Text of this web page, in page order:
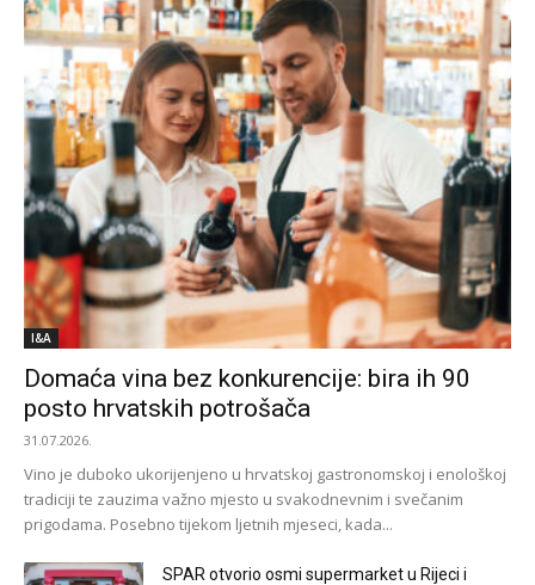
I&A
Domaća vina bez konkurencije: bira ih 90
posto hrvatskih potrošača
31.07.2026.
Vino je duboko ukorijenjeno u hrvatskoj gastronomskoj i enološkoj
tradiciji te zauzima važno mjesto u svakodnevnim i svečanim
prigodama. Posebno tijekom ljetnih mjeseci, kada...
SPAR otvorio osmi supermarket u Rijeci i